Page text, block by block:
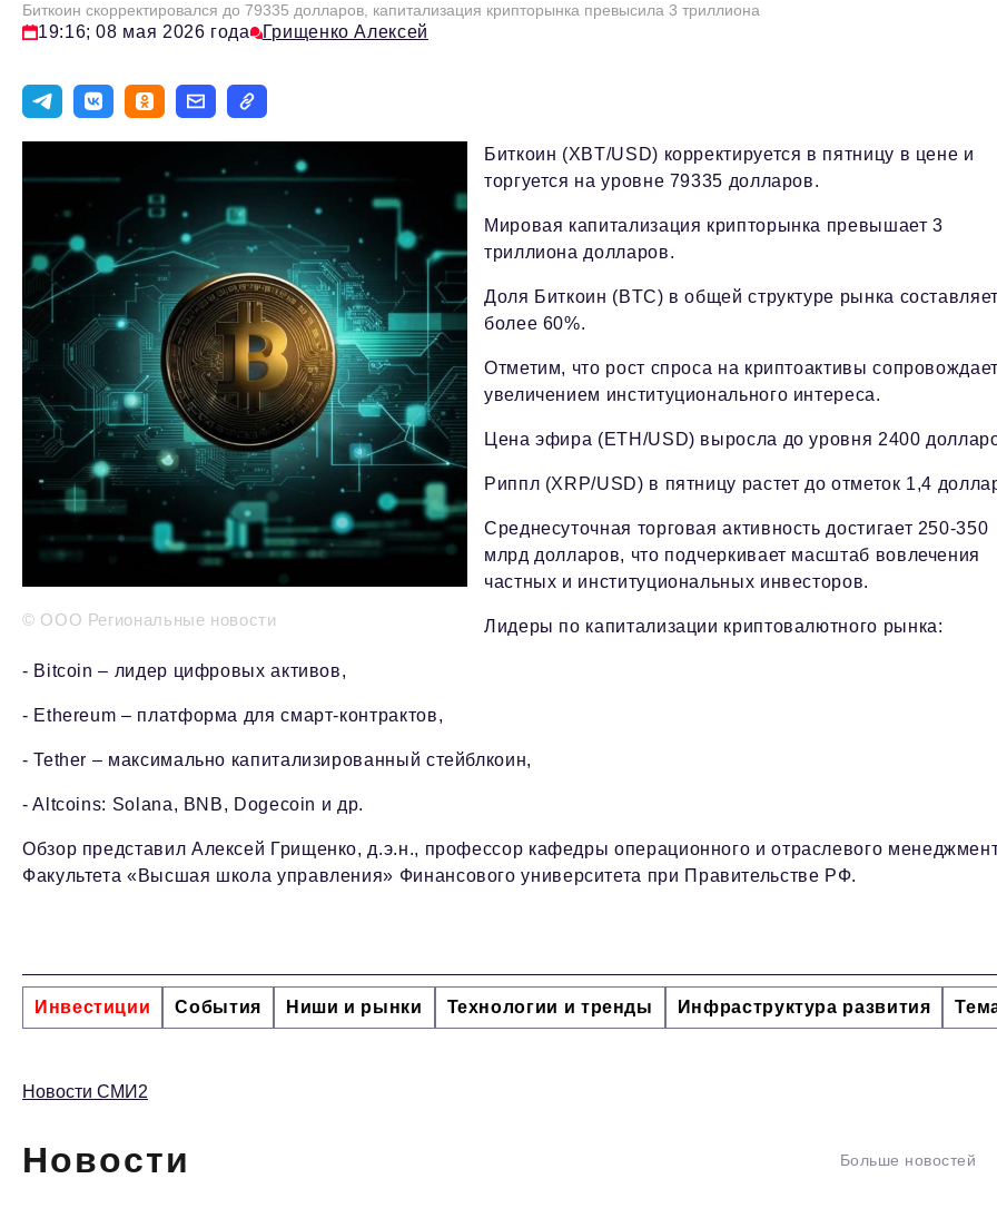
Биткоин скорректировался до 79335 долларов, капитализация крипторынка превысила 3 триллиона
19:16; 08 мая 2026 года Грищенко Алексей
© ООО Региональные новости
Биткоин (XBT/USD) корректируется в пятницу в цене и
торгуется на уровне 79335 долларов.
Мировая капитализация крипторынка превышает 3
триллиона долларов.
Доля Биткоин (BTC) в общей структуре рынка составляет
более 60%.
Отметим, что рост спроса на криптоактивы
увеличением институционального интереса.
Цена эфира (ETH/USD) выросла до уровня 2400
Риппл (XRP/USD) в пятницу растет до отметок 1,4
Среднесуточная торговая активность достигает 250-350
млрд долларов, что подчеркивает масштаб вовлечения
частных и институциональных инвесторов.
Лидеры по капитализации криптовалютного рынка:
- Bitcoin – лидер цифровых активов,
- Ethereum – платформа для смарт-контрактов,
- Tether – максимально капитализированный стейблкоин,
- Altcoins: Solana, BNB, Dogecoin и др.
Обзор представил Алексей Грищенко, д.э.н., профессор кафедры операционного и отраслевого
Факультета «Высшая школа управления» Финансового университета при Правительстве РФ.
Инвестиции События Ниши и рынки Технологии и тренды Инфраструктура развития
Новости СМИ2
Новости Больше новостей